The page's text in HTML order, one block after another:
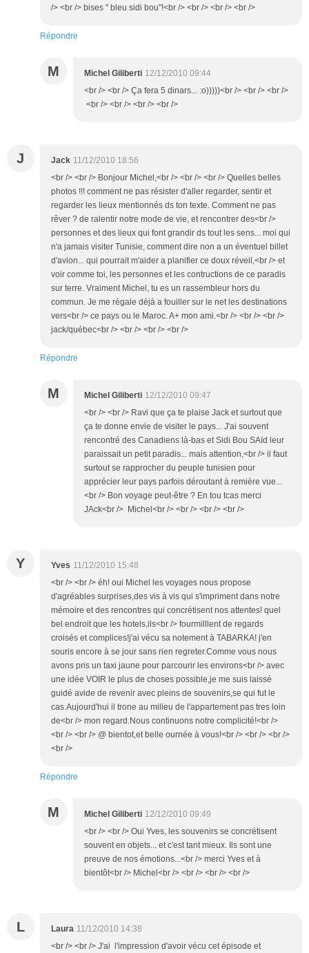
/> <br /> bises " bleu sidi bou"!<br /> <br /> <br /> <br />
Répondre
M Michel Giliberti 12/12/2010 09:44
<br /> <br /> Ça fera 5 dinars... :o)))))<br /> <br /> <br />
<br /> <br /> <br /> <br />
J Jack 11/12/2010 18:56
<br /> <br /> Bonjour Michel,<br /> <br /> <br /> Quelles belles
photos !!! comment ne pas résister d'aller regarder, sentir et
regarder les lieux mentionnés ds ton texte. Comment ne pas
rêver ? de ralentir notre mode de vie, et rencontrer des<br />
personnes et des lieux qui font grandir ds tout les sens... moi qui
n'a jamais visiter Tunisie, comment dire non a un éventuel billet
d'avion... qui pourrait m'aider a planifier ce doux réveil,<br /> et
voir comme toi, les personnes et les contructions de ce paradis
sur terre. Vraiment Michel, tu es un rassembleur hors du
commun. Je me régale déjà a fouiller sur le net les destinations
vers<br /> ce pays ou le Maroc. A+ mon ami.<br /> <br /> <br />
jack/québec<br /> <br /> <br /> <br />
Répondre
M Michel Giliberti 12/12/2010 09:47
<br /> <br /> Ravi que ça te plaise Jack et surtout que
ça te donne envie de visiter le pays... J'ai souvent
rencontré des Canadiens là-bas et Sidi Bou SAïd leur
paraissait un petit paradis... mais attention,<br /> il faut
surtout se rapprocher du peuple tunisien pour
apprécier leur pays parfois déroutant à remière vue...
<br /> Bon voyage peut-être ? En tou tcas merci
JAck<br /> Michel<br /> <br /> <br /> <br />
Y Yves 11/12/2010 15:48
<br /> <br /> éh! oui Michel les voyages nous propose
d'agréables surprises,des vis à vis qui s'impriment dans notre
mémoire et des rencontres qui concrétisent nos attentes! quel
bel endroit que les hotels,ils<br /> fourmilllent de regards
croisés et complices!j'ai vécu sa notement à TABARKA! j'en
souris encore à se jour sans rien regreter.Comme vous nous
avons pris un taxi jaune pour parcourir les environs<br /> avec
une idée VOIR le plus de choses possible,je me suis laissé
guidé avide de revenir avec pleins de souvenirs,se qui fut le
cas.Aujourd'hui il trone au milieu de l'appartement pas tres loin
de<br /> mon regard.Nous continuons notre complicité!<br />
<br /> <br /> @ bientot,et belle ournée à vous!<br /> <br /> <br />
<br />
Répondre
M Michel Giliberti 12/12/2010 09:49
<br /> <br /> Oui Yves, les souvenirs se concrétisent
souvent en objets... et c'est tant mieux. Ils sont une
preuve de nos émotions...<br /> merci Yves et à
bientôt<br /> Michel<br /> <br /> <br /> <br />
L Laura 11/12/2010 14:38
<br /> <br /> J'ai l'impression d'avoir vécu cet épisode et